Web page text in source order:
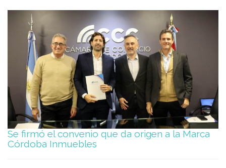
Se firmó el convenio que da origen a la Marca
Córdoba Inmuebles